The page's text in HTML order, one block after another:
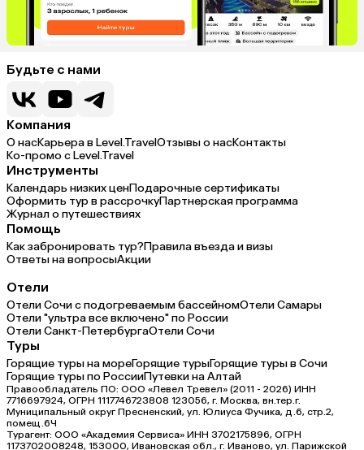
Будьте с нами
Компания
О насКарьера в Level.TravelОтзывы о насКонтакты
Ко-промо с Level.Travel
Инструменты
Календарь низких ценПодарочные сертификаты
Оформить тур в рассрочкуПартнерская программа
Журнал о путешествиях
Помощь
Как забронировать тур?Правила въезда и визы
Ответы на вопросыАкции
Отели
Отели Сочи с подогреваемым бассейномОтели Самары
Отели "ультра все включено" по России
Отели Санкт-ПетербургаОтели Сочи
Туры
Горящие туры на мореГорящие турыГорящие туры в Сочи
Горящие туры по РоссииПутевки на Алтай
Правообладатель ПО: ООО «Левел Тревел» (2011 - 2026) ИНН
7716697924, ОГРН 1117746723808 123056, г. Москва, вн.тер.г.
Муниципальный округ Пресненский, ул. Юлиуса Фучика, д.6, стр.2,
помещ.6Ч
Турагент: ООО «Академия Сервиса» ИНН 3702175896, ОГРН
1173702008248, 153000, Ивановская обл., г. Иваново, ул. Парижской